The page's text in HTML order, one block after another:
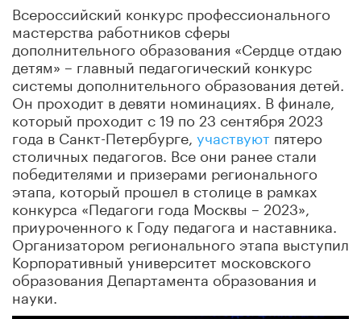
Всероссийский конкурс профессионального
мастерства работников сферы
дополнительного образования «Сердце отдаю
детям» – главный педагогический конкурс
системы дополнительного образования детей.
Он проходит в девяти номинациях. В финале,
который проходит с 19 по 23 сентября 2023
года в Санкт-Петербурге, участвуютпятеро
столичных педагогов. Все они ранее стали
победителями и призерами регионального
этапа, который прошел в столице в рамках
конкурса «Педагоги года Москвы – 2023»,
приуроченного к Году педагога и наставника.
Организатором регионального этапа выступил
Корпоративный университет московского
образования Департамента образования и
науки.